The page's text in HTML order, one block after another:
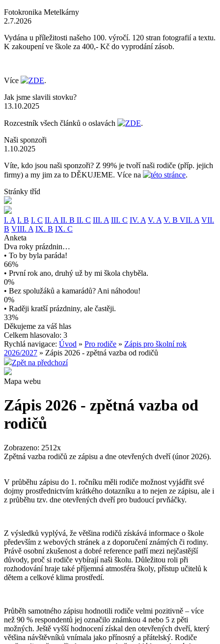
Fotokronika Metelkárny
2.7.2026
Vydána u příležitosti našeho 100. výročí. 120 stran fotografií a textu.
K zakoupení ve škole za 400,- Kč do vyprodání zásob.
Více ZDE.
Jak jsme slavili stovku?
13.10.2025
Rozcestník všech článků o oslavách ZDE.
Naši sponzoři
1.10.2025
Víte, kdo jsou naši sponzoři? Z 99% je tvoří naši rodiče (příp. jejich
firmy) a my jim za to DĚKUJEME. Více na
této stránce.
Stránky tříd
I. A I. B I. C II. A II. B II. C III. A III. C IV. A V. A V. B VII. A VII.
B VIII. A IX. B IX. C
Anketa
Dva roky prázdnin…
• To by byla paráda!
66%
• První rok ano, druhý už by mi škola chyběla.
0%
• Bez spolužáků a kamarádů? Ani náhodou!
0%
• Raději kratší prázdniny, ale častěji.
33%
Děkujeme za váš hlas
Celkem hlasovalo: 3
Rychlá navigace: Úvod » Pro rodiče » Zápis pro školní rok
2026/2027 » Zápis 2026 - zpětná vazba od rodičů
Zpět na předchozí
Mapa webu
Zápis 2026 - zpětná vazba od
rodičů
Zobrazeno: 2512x
Zpětná vazba rodičů ze zápisu a dne otevřených dveří (únor 2026).
V průběhu zápisu do 1. ročníku měli rodiče možnost vyjádřit své
dojmy prostřednictvím krátkého dotazníku a to nejen ze zápisu, ale i
z průběhu tzv. dne otevřených dveří pro budoucí prvňáčky.
Z výsledků vyplývá, že většina rodičů získává informace o škole
především z webových stránek a z doporučení známých či rodiny.
Právě osobní zkušenost a dobré reference patří mezi nejčastější
důvody, proč si rodiče vybírají naši školu. Důležitou roli při
rozhodování hraje také příjemná atmosféra školy, přístup učitelů k
dětem a celkové klima prostředí.
Průběh samotného zápisu hodnotili rodiče velmi pozitivně – více
než 90 % respondentů jej označilo známkou 4 nebo 5 z pěti
možných. Ještě vyšší hodnocení získal den otevřených dveří, který
většina návštěvníků vnímala jako přínosný a přátelský. Rodiče